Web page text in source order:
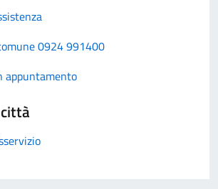
0924 991400
appuntamento